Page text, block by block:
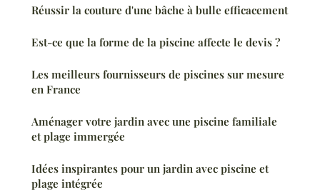
Réussir la couture d'une bâche à bulle efficacement
Est-ce que la forme de la piscine affecte le devis ?
Les meilleurs fournisseurs de piscines sur mesure
en France
Aménager votre jardin avec une piscine familiale
et plage immergée
Idées inspirantes pour un jardin avec piscine et
plage intégrée